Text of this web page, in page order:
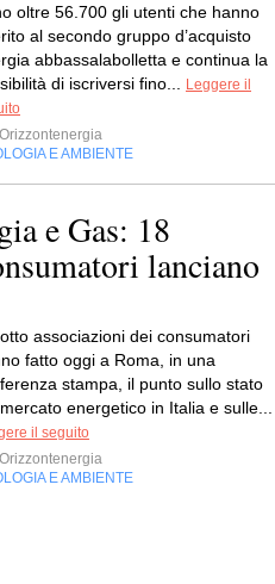
oltre 56.700 gli utenti che hanno
al secondo gruppo d’acquisto
abbassalabolletta e continua la
di iscriversi fino...
Leggere il
Orizzontenergia
E AMBIENTE
e Gas: 18
lanciano
associazioni dei consumatori
fatto oggi a Roma, in una
stampa, il punto sullo stato
energetico in Italia e sulle...
il seguito
Orizzontenergia
E AMBIENTE